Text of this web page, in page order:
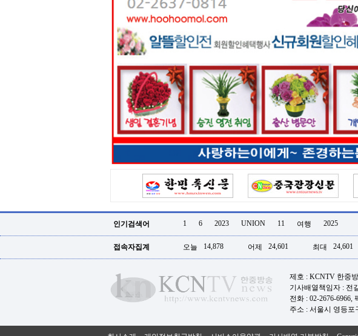
아
탑-
프
리
비
아
돔
DOMCLUB.top
규
노
휴
사
트
북
출
DB
인기검색어 1 6 2023 UNION 11 여행 2025
접속자집계 오늘 14,878 어제 24,601 최대 24,601
제호 : KCNTV 한중
기사배열책임자 : 전
전화 : 02-2676-6966,
주소 : 서울시 영등포